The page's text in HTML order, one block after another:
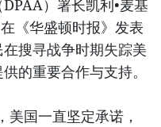
）署长凯利•麦基
《华盛顿时报》发表
搜寻战争时期失踪美
的重要合作与支持。
美国一直坚定承诺，